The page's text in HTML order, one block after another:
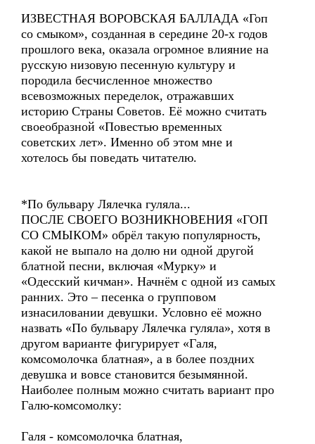
ИЗВЕСТНАЯ ВОРОВСКАЯ БАЛЛАДА «Гоп
со смыком», созданная в середине 20-х годов
прошлого века, оказала огромное влияние на
русскую низовую песенную культуру и
породила бесчисленное множество
всевозможных переделок, отражавших
историю Страны Советов. Её можно считать
своеобразной «Повестью временных
советских лет». Именно об этом мне и
хотелось бы поведать читателю.
*По бульвару Лялечка гуляла...
ПОСЛЕ СВОЕГО ВОЗНИКНОВЕНИЯ «ГОП
СО СМЫКОМ» обрёл такую популярность,
какой не выпало на долю ни одной другой
блатной песни, включая «Мурку» и
«Одесский кичман». Начнём с одной из самых
ранних. Это – песенка о групповом
изнасиловании девушки. Условно её можно
назвать «По бульвару Лялечка гуляла», хотя в
другом варианте фигурирует «Галя,
комсомолочка блатная», а в более поздних
девушка и вовсе становится безымянной.
Наиболее полным можно считать вариант про
Галю-комсомолку:
Галя - комсомолочка блатная,